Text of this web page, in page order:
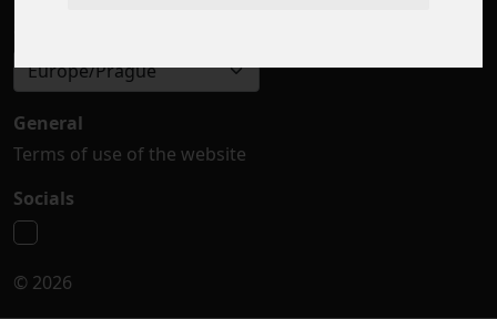
Europe/Prague
General
Terms of use of the website
Socials
© 2026